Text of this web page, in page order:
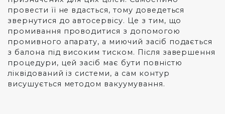
провести її не вдасться, тому доведеться
звернутися до автосервісу. Це з тим, що
промивання проводитися з допомогою
промивного апарату, а миючий засіб подається
з балона під високим тиском. Після завершення
процедури, цей засіб має бути повністю
ліквідований із системи, а сам контур
висушується методом вакуумування.